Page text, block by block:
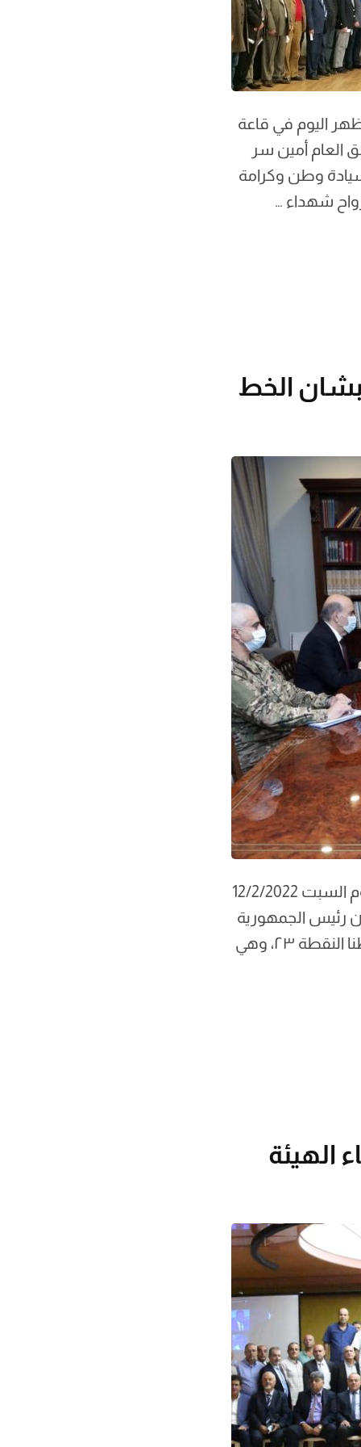
ظهر اليوم في قاعة
العام أمين سر
وطن وكرامة
شهداء …
بشان الخط
رد العميد الركن الطيار المتقاعد بسام ياسين على ما ورد في صحيفة الأخبار اليوم السبت 12/2/2022
للصحافي نقولا ناصيف نشر في جريدة الاخبار بتاريخ ١٢\٢\٢٠٢٢ أن رئيس الجمهورية
صرّح خلال مقابلته بأن “البعض طرح الخط ٢٩ من دون حجج برهنته” وأن “خطنا النقطة ٢٣، وهي
الهيئة